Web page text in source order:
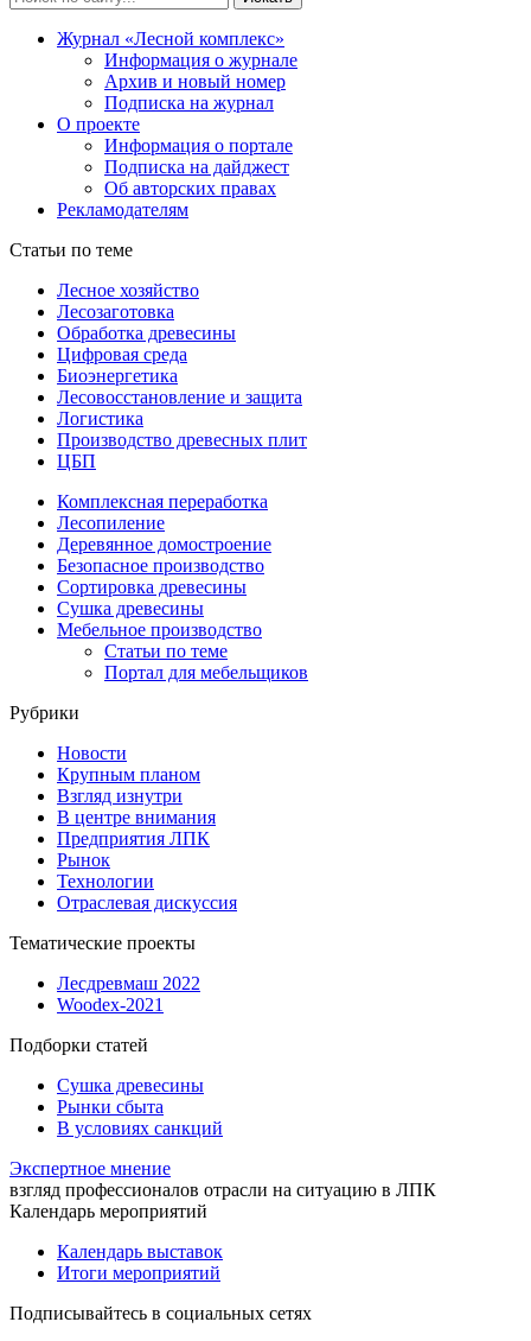
Журнал «Лесной комплекс»
Информация о журнале
Архив и новый номер
Подписка на журнал
О проекте
Информация о портале
Подписка на дайджест
Об авторских правах
Рекламодателям
Статьи по теме
Лесное хозяйство
Лесозаготовка
Обработка древесины
Цифровая среда
Биоэнергетика
Лесовосстановление и защита
Логистика
Производство древесных плит
ЦБП
Комплексная переработка
Лесопиление
Деревянное домостроение
Безопасное производство
Сортировка древесины
Сушка древесины
Мебельное производство
Статьи по теме
Портал для мебельщиков
Рубрики
Новости
Крупным планом
Взгляд изнутри
В центре внимания
Предприятия ЛПК
Рынок
Технологии
Отраслевая дискуссия
Тематические проекты
Лесдревмаш 2022
Woodex-2021
Подборки статей
Сушка древесины
Рынки сбыта
В условиях санкций
Экспертное мнение
взгляд профессионалов отрасли на ситуацию в ЛПК
Календарь мероприятий
Календарь выставок
Итоги мероприятий
Подписывайтесь в социальных сетях